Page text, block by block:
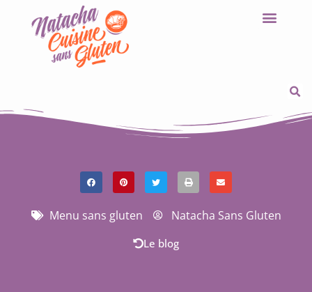
Menu sans gluten Natacha Sans Gluten
Le blog